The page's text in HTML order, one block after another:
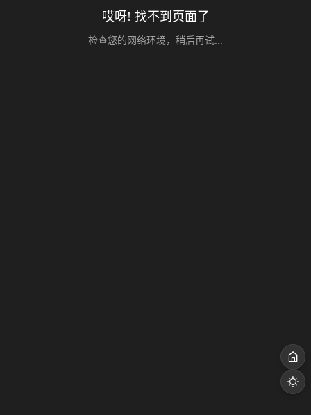
哎呀! 找不到页面了
检查您的网络环境，稍后再试...